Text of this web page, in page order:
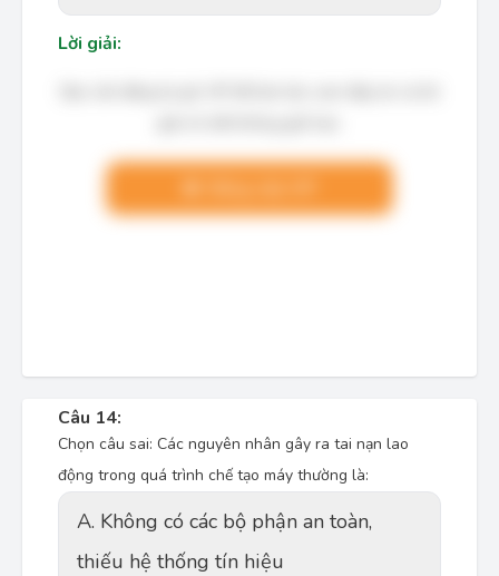
Lời giải:
Câu 14:
Chọn câu sai: Các nguyên nhân gây ra tai nạn lao
động trong quá trình chế tạo máy thường là:
A. Không có các bộ phận an toàn,
thiếu hệ thống tín hiệu